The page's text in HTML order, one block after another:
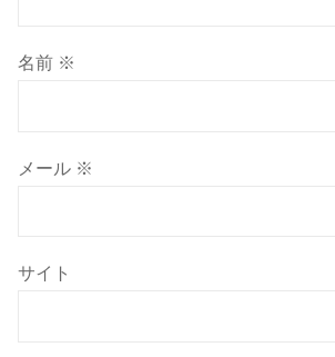
名前 ※
メール ※
サイト